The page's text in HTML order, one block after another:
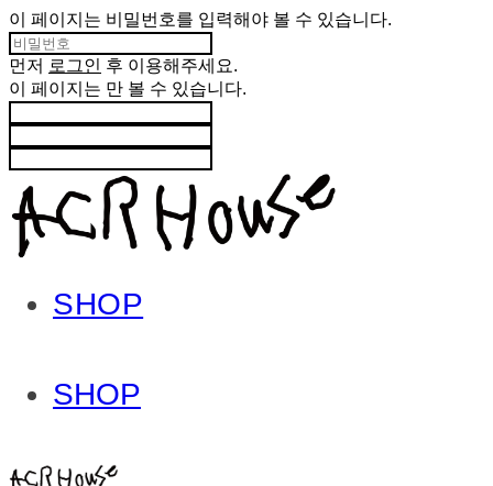
이 페이지는 비밀번호를 입력해야 볼 수 있습니다.
먼저 로그인 후 이용해주세요.
이 페이지는 만 볼 수 있습니다.
SHOP
SHOP